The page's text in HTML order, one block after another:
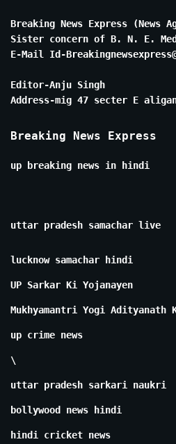
Breaking News Express (News
Sister concern of B. N. E.
E-Mail Id-
Editor-Anju Singh
Address-mig 47 secter E
Breaking News Express
up breaking news in hindi
uttar pradesh samachar live
lucknow samachar hindi
UP Sarkar Ki Yojanayen
Mukhyamantri Yogi Adityanath
up crime news
\
uttar pradesh sarkari naukri
bollywood news hindi
hindi cricket news